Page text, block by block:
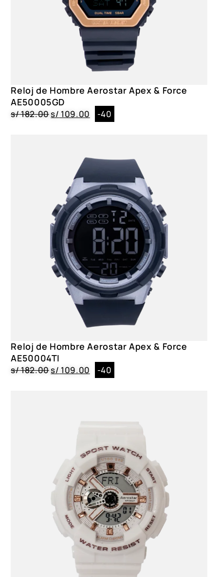
Reloj de Hombre Aerostar Apex & Force
AE50005GD
s/182.00s/ 109.00 -40
Reloj de Hombre Aerostar Apex & Force
AE50004TI
s/182.00s/ 109.00 -40